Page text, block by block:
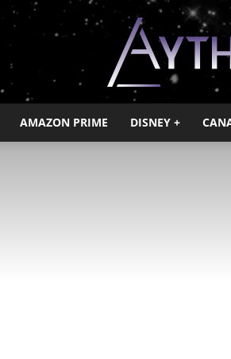
Ayther
AMAZON PRIME DISNEY +